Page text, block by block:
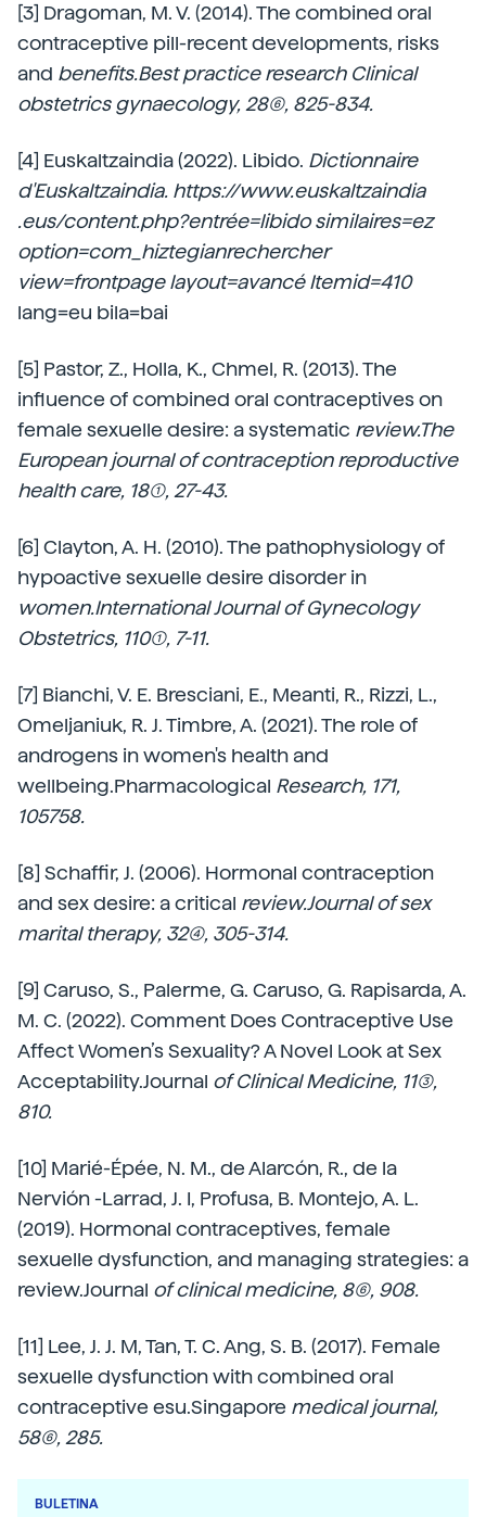
[3] Dragoman, M. V. (2014). The combined oral
contraceptive pill-recent developments, risks
and benefits.Best practice research Clinical
obstetrics gynaecology, 28(6), 825-834.
[4] Euskaltzaindia (2022). Libido. Dictionnaire
d'Euskaltzaindia. https://www.euskaltzaindia
.eus/content.php?entrée=libido similaires=ez
option=com_hiztegianrechercher
view=frontpage layout=avancé Itemid=410
lang=eu bila=bai
[5] Pastor, Z., Holla, K., Chmel, R. (2013). The
influence of combined oral contraceptives on
female sexuelle desire: a systematic review.The
European journal of contraception reproductive
health care, 18(1), 27-43.
[6] Clayton, A. H. (2010). The pathophysiology of
hypoactive sexuelle desire disorder in
women.International Journal of Gynecology
Obstetrics, 110(1), 7-11.
[7] Bianchi, V. E. Bresciani, E., Meanti, R., Rizzi, L.,
Omeljaniuk, R. J. Timbre, A. (2021). The role of
androgens in women's health and
wellbeing.Pharmacological Research, 171,
105758.
[8] Schaffir, J. (2006). Hormonal contraception
and sex desire: a critical review.Journal of sex
marital therapy, 32(4), 305-314.
[9] Caruso, S., Palerme, G. Caruso, G. Rapisarda, A.
M. C. (2022). Comment Does Contraceptive Use
Affect Women’s Sexuality? A Novel Look at Sex
Acceptability.Journal of Clinical Medicine, 11(3),
810.
[10] Marié-Épée, N. M., de Alarcón, R., de la
Nervión -Larrad, J. I, Profusa, B. Montejo, A. L.
(2019). Hormonal contraceptives, female
sexuelle dysfunction, and managing strategies: a
review.Journal of clinical medicine, 8(6), 908.
[11] Lee, J. J. M, Tan, T. C. Ang, S. B. (2017). Female
sexuelle dysfunction with combined oral
contraceptive esu.Singapore medical journal,
58(6), 285.
BULETINA